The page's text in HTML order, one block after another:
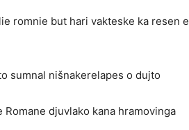
romnie but hari vakteske ka resen e
sumnal nišnakerelapes o dujto
djuvlako kana hramovinga